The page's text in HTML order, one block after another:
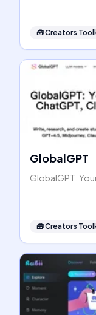
🧰Creators
GlobalGPT
GlobalGPT:
🧰Creators